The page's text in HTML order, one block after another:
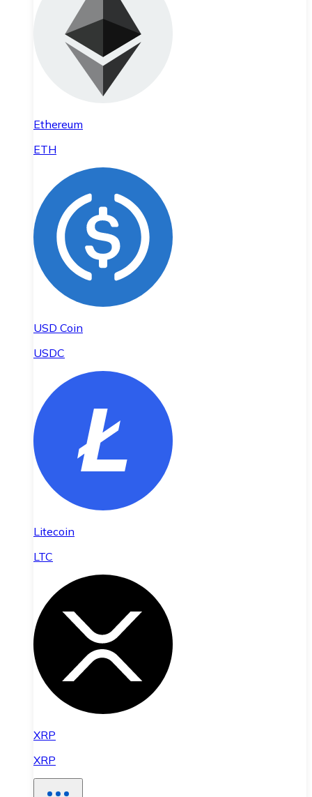
Ethereum
ETH
USD Coin
USDC
Litecoin
LTC
XRP
XRP